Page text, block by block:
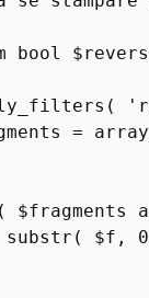
bool
(
=
$fragments
substr ( $f , 0